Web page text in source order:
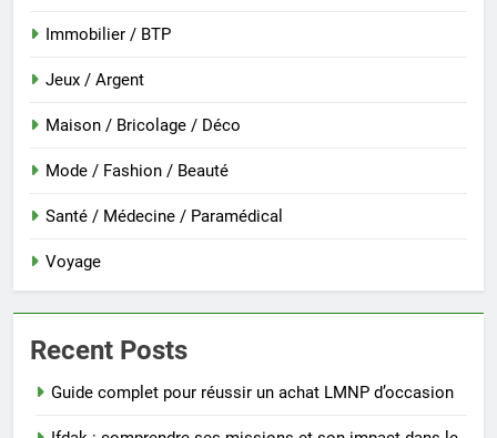
Immobilier / BTP
Jeux / Argent
Maison / Bricolage / Déco
Mode / Fashion / Beauté
Santé / Médecine / Paramédical
Voyage
Recent Posts
Guide complet pour réussir un achat LMNP d’occasion